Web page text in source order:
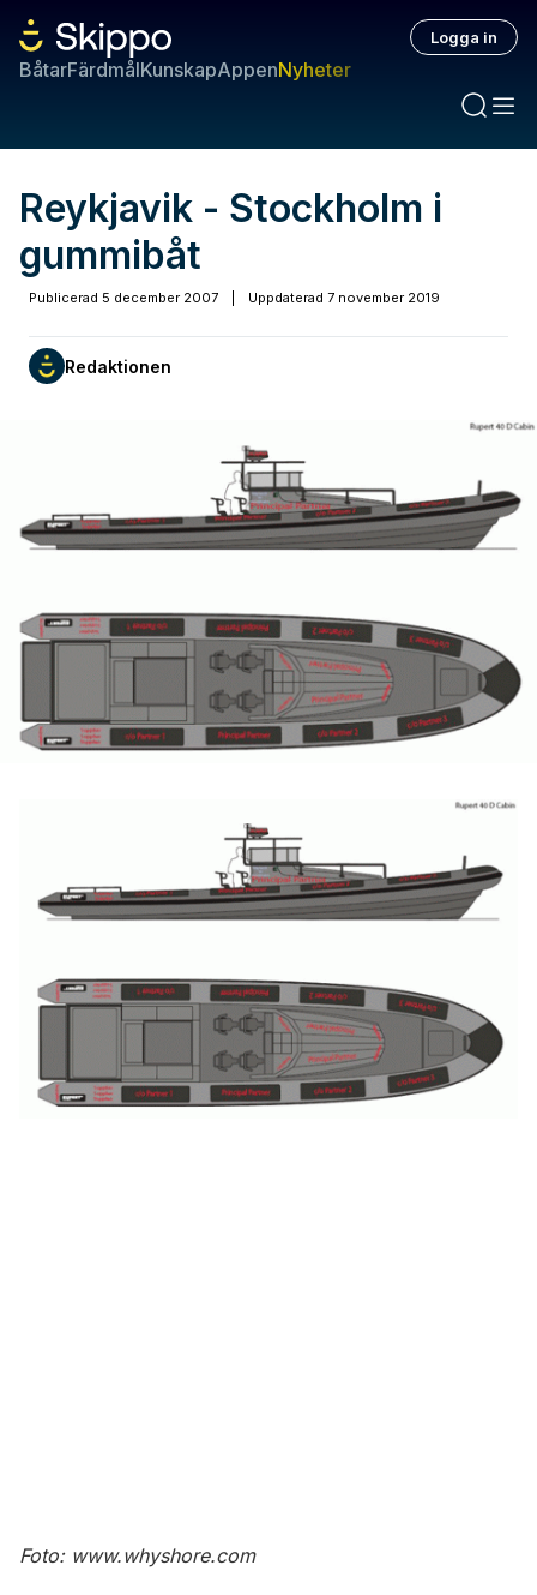
BåtarFärdmålKunskapAppenNyheter
Logga in
Reykjavik - Stockholm i
gummibåt
Publicerad 5 december 2007 Uppdaterad 7 november 2019
Redaktionen
Foto: www.whyshore.com